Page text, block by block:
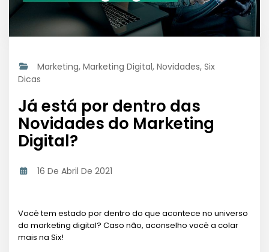
Marketing, Marketing Digital, Novidades, Six
Dicas
Já está por dentro das
Novidades do Marketing
Digital?
16 De Abril De 2021
Você tem estado por dentro do que acontece no universo
do marketing digital? Caso não, aconselho você a colar
mais na Six!